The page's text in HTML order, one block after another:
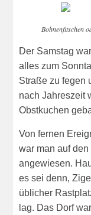
Bohnenfitschen
Der Samstag
alles zum
Straße zu fegen
nach Jahreszeit
Obstkuchen
Von fernen
war man auf
angewiesen.
es sei denn,
üblicher
lag. Das Dorf